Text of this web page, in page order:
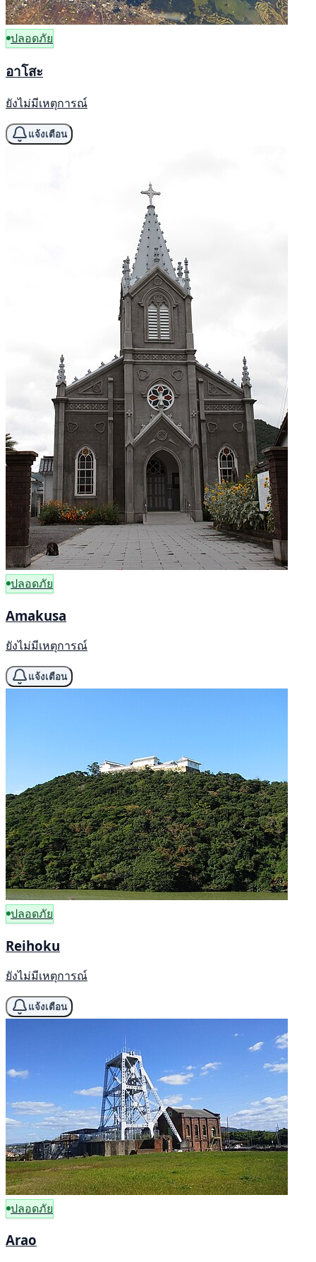
ปลอดภัย
อาโสะ
ยังไม่มีเหตุการณ์
แจ้งเตือน
ปลอดภัย
Amakusa
ยังไม่มีเหตุการณ์
แจ้งเตือน
ปลอดภัย
Reihoku
ยังไม่มีเหตุการณ์
แจ้งเตือน
ปลอดภัย
Arao